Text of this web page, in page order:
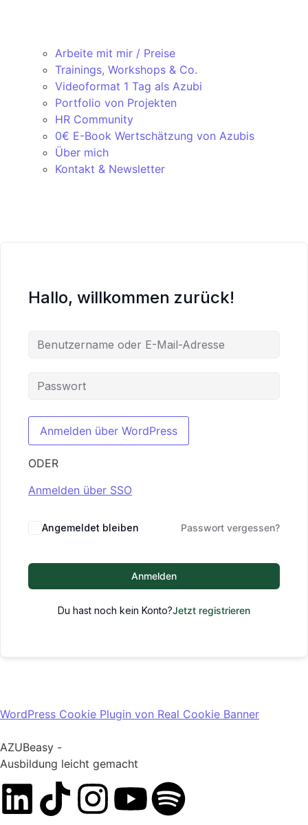
Arbeite mit mir / Preise
Trainings, Workshops & Co.
Videoformat 1 Tag als Azubi
Portfolio von Projekten
HR Community
0€ E-Book Wertschätzung von Azubis
Über mich
Kontakt & Newsletter
Hallo, willkommen zurück!
ODER
Anmelden über SSO
Angemeldet bleiben Passwort vergessen?
Anmelden
Du hast noch kein Konto?Jetzt registrieren
WordPress Cookie Plugin von Real Cookie Banner
AZUBeasy -
Ausbildung leicht gemacht